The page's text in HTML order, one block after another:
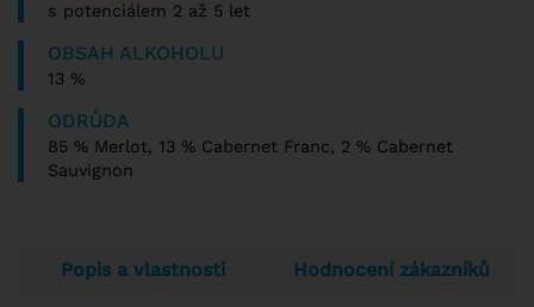
s potenciálem 2 až 5 let
OBSAH ALKOHOLU
13 %
ODRŮDA
85 % Merlot, 13 % Cabernet Franc, 2 % Cabernet
Sauvignon
Popis a vlastnosti Hodnocení zákazníků